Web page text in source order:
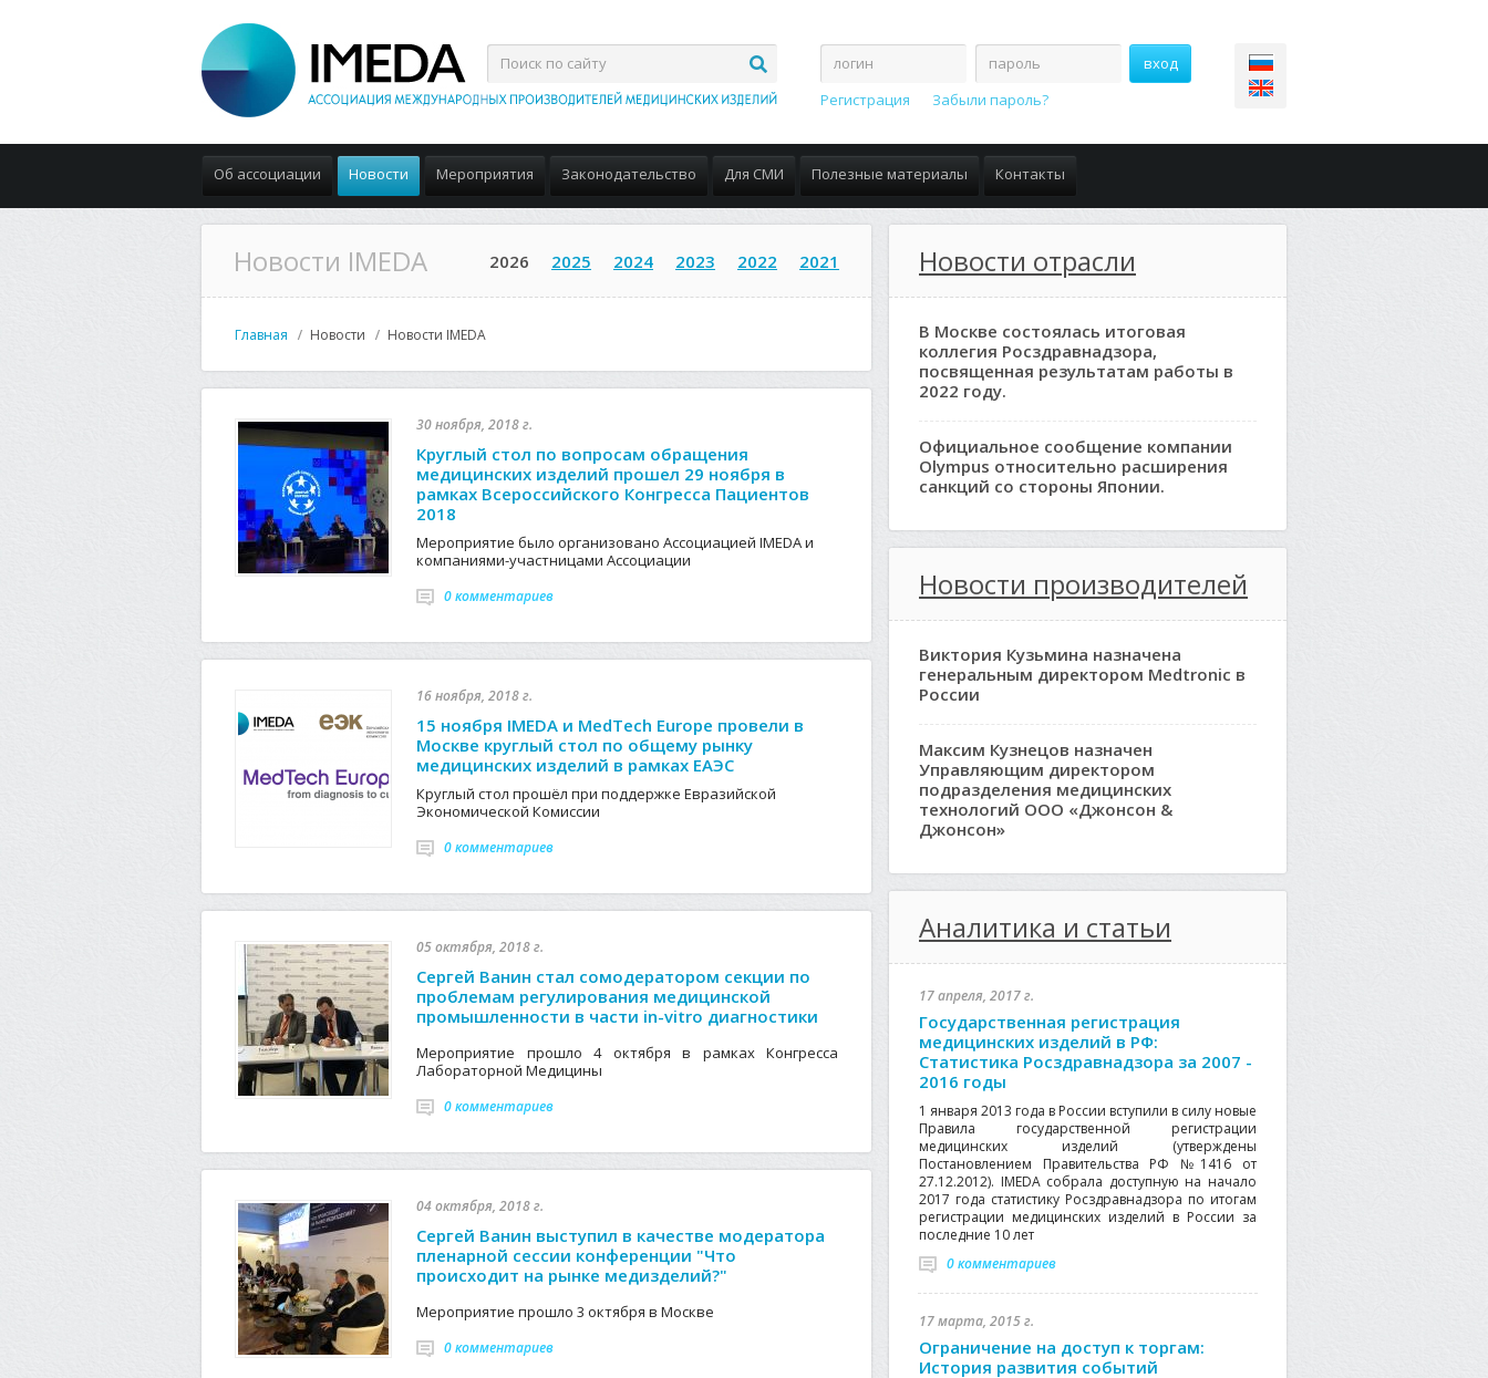
Регистрация Забыли пароль?
Об ассоциации Новости Мероприятия Законодательство Для СМИ Полезные материалы Контакты
2026 2025 2024 2023 2022 2021
Новости IMEDA
Главная Новости Новости IMEDA
30 ноября, 2018 г.
Круглый стол по вопросам обращения
медицинских изделий прошел 29 ноября в
рамках Всероссийского Конгресса Пациентов
2018
Мероприятие было организовано Ассоциацией IMEDA и
компаниями-участницами Ассоциации
0 комментариев
16 ноября, 2018 г.
15 ноября IMEDA и MedTech Europe провели в
Москве круглый стол по общему рынку
медицинских изделий в рамках ЕАЭС
Круглый стол прошёл при поддержке Евразийской
Экономической Комиссии
0 комментариев
05 октября, 2018 г.
Сергей Ванин стал сомодератором секции по
проблемам регулирования медицинской
промышленности в части in-vitro диагностики
Мероприятие прошло 4 октября в рамках Конгресса
Лабораторной Медицины
0 комментариев
04 октября, 2018 г.
Сергей Ванин выступил в качестве модератора
пленарной сессии конференции "Что
происходит на рынке медизделий?"
Мероприятие прошло 3 октября в Москве
0 комментариев
Новости отрасли
В Москве состоялась итоговая
коллегия Росздравнадзора,
посвященная результатам работы в
2022 году.
Официальное сообщение компании
Olympus относительно расширения
санкций со стороны Японии.
Новости производителей
Виктория Кузьмина назначена
генеральным директором Medtronic в
России
Максим Кузнецов назначен
Управляющим директором
подразделения медицинских
технологий ООО «Джонсон &
Джонсон»
Аналитика и статьи
17 апреля, 2017 г.
Государственная регистрация
медицинских изделий в РФ:
Статистика Росздравнадзора за 2007 -
2016 годы
1 января 2013 года в России вступили в силу новые
Правила государственной регистрации
медицинских изделий (утверждены
Постановлением Правительства РФ №1416 от
27.12.2012). IMEDA собрала доступную на начало
2017 года статистику Росздравнадзора по итогам
регистрации медицинских изделий в России за
последние 10 лет
0 комментариев
17 марта, 2015 г.
Ограничение на доступ к торгам:
История развития событий